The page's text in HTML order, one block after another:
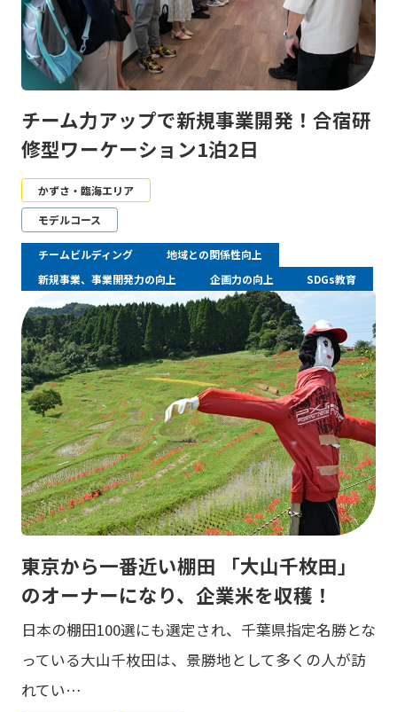
チーム力アップで新規事業開発！合宿研
修型ワーケーション1泊2日
かずさ・臨海エリア
モデルコース
チームビルディング
地域との関係性向上
新規事業、事業開発力の向上
企画力の向上 SDGs教育
東京から一番近い棚田 「大山千枚田」
のオーナーになり、企業米を収穫！
日本の棚田100選にも選定され、千葉県指定名勝とな
っている大山千枚田は、景勝地として多くの人が訪
れてい…